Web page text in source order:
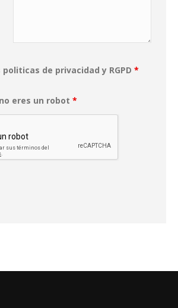
de privacidad y RGPD *
eres un robot *